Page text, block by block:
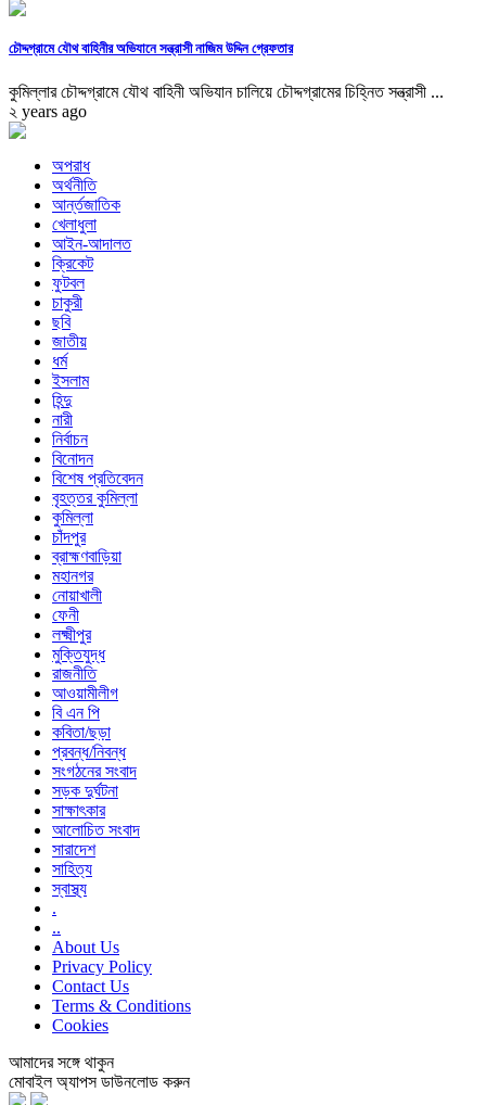
চৌদ্দগ্রামে যৌথ বাহিনীর অভিযানে সন্ত্রাসী নাজিম উদ্দিন গ্রেফতার
কুমিল্লার চৌদ্দগ্রামে যৌথ বাহিনী অভিযান চালিয়ে চৌদ্দগ্রামের চিহ্নিত সন্ত্রাসী ...
২ years ago
অপরাধ
অর্থনীতি
আর্ন্তজাতিক
খেলাধুলা
আইন-আদালত
ক্রিকেট
ফুটবল
চাকুরী
ছবি
জাতীয়
ধর্ম
ইসলাম
হিন্দু
নারী
নির্বাচন
বিনোদন
বিশেষ প্রতিবেদন
বৃহত্তর কুমিল্লা
কুমিল্লা
চাঁদপুর
ব্রাহ্মণবাড়িয়া
মহানগর
নোয়াখালী
ফেনী
লক্ষ্মীপুর
মুক্তিযুদ্ধ
রাজনীতি
আওয়ামীলীগ
বি এন পি
কবিতা/ছড়া
প্রবন্ধ/নিবন্ধ
সংগঠনের সংবাদ
সড়ক দুর্ঘটনা
সাক্ষাৎকার
আলোচিত সংবাদ
সারাদেশ
সাহিত্য
স্বাস্থ্য
.
..
About Us
Privacy Policy
Contact Us
Terms & Conditions
Cookies
আমাদের সঙ্গে থাকুন
মোবাইল অ্যাপস ডাউনলোড করুন